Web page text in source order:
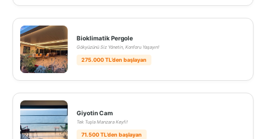
Bioklimatik Pergole
Gökyüzünü Siz Yönetin, Konforu Yaşayın!
275.000 TL’den başlayan
Giyotin Cam
Tek Tuşla Manzara Keyfi!
71.500 TL’den başlayan